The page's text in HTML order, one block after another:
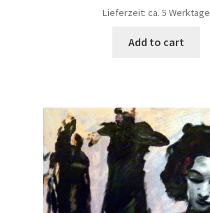
Lieferzeit: ca. 5 Werktage
Add to cart